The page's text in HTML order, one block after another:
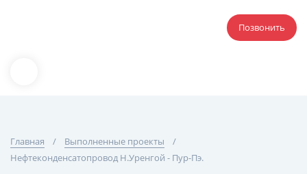
Позвонить
Главная
Выполненные проекты
Нефтеконденсатопровод Н.Уренгой - Пур-Пэ.